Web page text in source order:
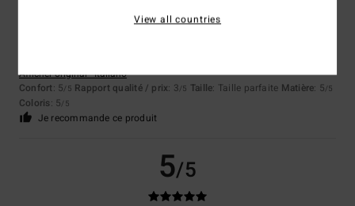
Afficher original - Italiano
Confort: 5/5 Rapport qualité / prix: 3/5 Taille: Taille parfaite Matière: 5/5
Coloris: 5/5
Je recommande ce produit
5/5
View all countries